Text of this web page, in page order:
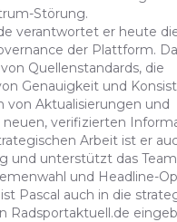
Störung.
verantwortet er heute
der Plattform.
Quellenstandards, die
Genauigkeit und
von Aktualisierungen und
neuen, verifizierten
Arbeit ist er
und unterstützt das
und Headline-
Pascal auch in die
Radsportaktuell.de